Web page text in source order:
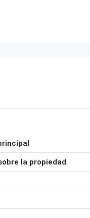
la propiedad